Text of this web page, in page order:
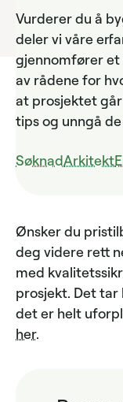
Vurderer du å
deler vi våre
gjennomfører et
av rådene for
at prosjektet
tips og unngå
SøknadArkitekt
Ønsker du
deg videre rett
med
prosjekt. Det tar
det er helt
her.